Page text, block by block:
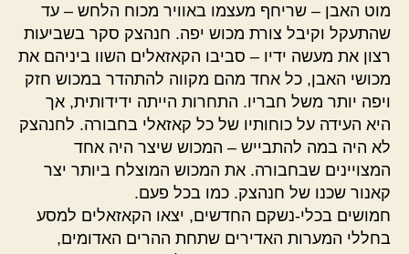
מוט האבן – שריחף מעצמו באוויר מכוח הלחש – עד
שהתעקל וקיבל צורת מכוש יפה. חנהצק סקר בשביעות
רצון את מעשה ידיו – סביבו הקאזאלים השוו ביניהם את
מכושי האבן, כל אחד מהם מקווה להתהדר במכוש חזק
ויפה יותר משל חבריו. התחרות הייתה ידידותית, אך
היא העידה על כוחותיו של כל קאזאלי בחבורה. לחנהצק
לא היה במה להתבייש – המכוש שיצר היה אחד
המצויינים שבחבורה. את המכוש המוצלח ביותר יצר
קאנור שכנו של חנהצק. כמו בכל פעם.
חמושים בכלי-נשקם החדשים, יצאו הקאזאלים למסע
בחללי המערות האדירים שתחת ההרים האדומים,